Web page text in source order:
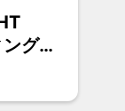
グ株
ィン